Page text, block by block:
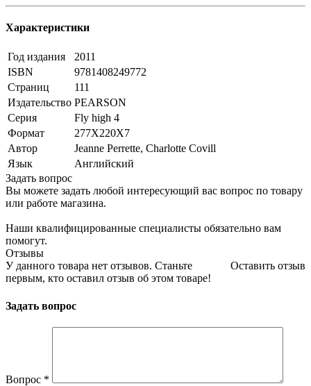
Характеристики
Год издания
2011
ISBN
9781408249772
Страниц
111
Издательство PEARSON
Серия
Fly high 4
Формат
277Х220Х7
Автор
Jeanne Perrette, Charlotte Covill
Язык
Английский
Задать вопрос
Вы можете задать любой интересующий вас вопрос по товару
или работе магазина.
Наши квалифицированные специалисты обязательно вам
помогут.
Отзывы
Оставить отзыв
У данного товара нет отзывов. Станьте
первым, кто оставил отзыв об этом товаре!
Задать вопрос
Вопрос *